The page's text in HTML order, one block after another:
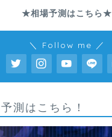
★相場予測はこちら★
＼ Follow me ／
測はこちら！